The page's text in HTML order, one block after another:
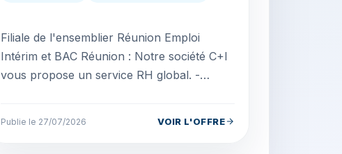
Filiale de l'ensemblier Réunion Emploi
Intérim et BAC Réunion : Notre société C+I
vous propose un service RH global. -
Publie le 27/07/2026 VOIR L'OFFRE